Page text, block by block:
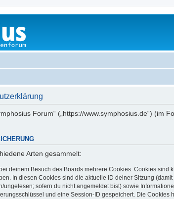
Forum“ („https://www.symphosius.de“)
Arten gesammelt:
deinem Besuch des Boards mehrere Cookies. Cookies
In diesen Cookies sind die aktuelle ID deiner Sitzung
ungelesen; sofern du nicht angemeldet bist) sowie
und eine Session-ID gespeichert. Die